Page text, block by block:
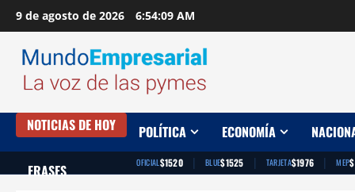
Saltar
al
contenido
9 de agosto de 2026 6:54:10 AM
NOTICIAS DE HOY POLÍTICA ECONOMÍA
FRASES OFICIAL$1520 | BLUE$1525 | TARJETA$1976 | MEP